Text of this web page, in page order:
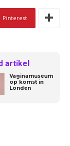
Pinterest
artikel
Vaginamuseum
op komst in
Londen